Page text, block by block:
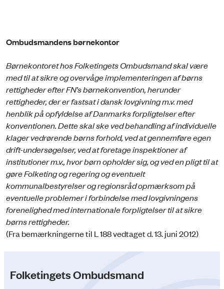
Ombudsmandens børnekontor
Børnekontoret hos Folketingets Ombudsmand skal være
med til at sikre og overvåge implementeringen af børns
rettigheder efter FN’s børnekonvention, herunder
rettigheder, der er fastsat i dansk lovgivning m.v. med
henblik på opfyldelse af Danmarks forpligtelser efter
konventionen. Dette skal ske ved behandling af individuelle
klager vedrørende børns forhold, ved at gennemføre egen
drift-undersøgelser, ved at foretage inspektioner af
institutioner m.v., hvor børn opholder sig, og ved en pligt til at
gøre Folketing og regering og eventuelt
kommunalbestyrelser og regionsråd opmærksom på
eventuelle problemer i forbindelse med lovgivningens
forenelighed med internationale forpligtelser til at sikre
børns rettigheder.
(Fra bemærkningerne til L 188 vedtaget d. 13. juni 2012)
Folketingets Ombudsmand